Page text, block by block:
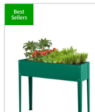
Best
Sellers